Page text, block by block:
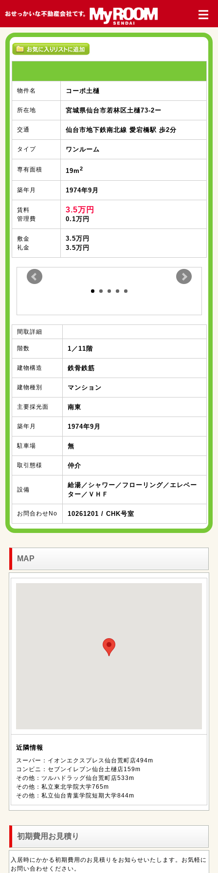
物件名 コーポ土樋
所在地 宮城県仙台市若林区土樋73-2ー
交通 仙台市地下鉄南北線 愛宕橋駅 歩2分
タイプ ワンルーム
専有面積 19m2
築年月 1974年9月
賃料
管理費
3.5万円
0.1万円
敷金
礼金
3.5万円
3.5万円
間取詳細
階数 1／11階
建物構造 鉄骨鉄筋
建物種別 マンション
主要採光面 南東
築年月 1974年9月
駐車場 無
取引態様 仲介
設備
給湯／シャワー／フローリング／エレベー
ター／ＶＨＦ
お問合わせNo 10261201 / CHK号室
MAP
近隣情報
スーパー：イオンエクスプレス仙台荒町店494m
コンビニ：セブンイレブン仙台土樋店159m
その他：ツルハドラッグ仙台荒町店533m
その他：私立東北学院大学765m
その他：私立仙台青葉学院短期大学844m
初期費用お見積り
入居時にかかる初期費用のお見積りをお知らせいたします。お気軽に
お問い合わせください。